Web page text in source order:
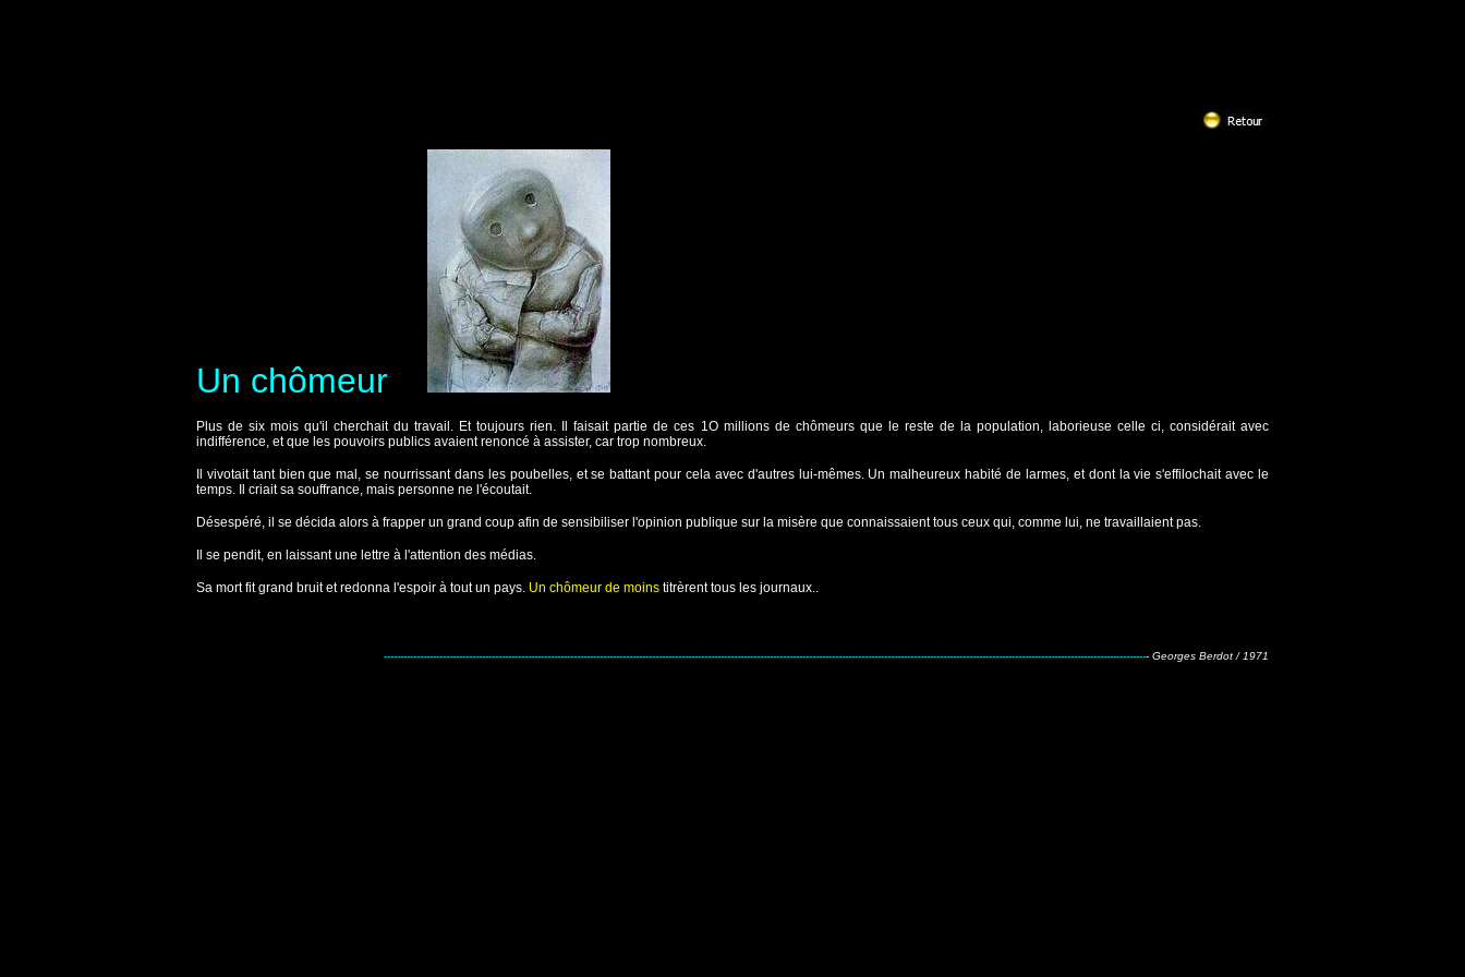
Un chômeur
Plus de six mois qu'il cherchait du travail. Et toujours rien. Il faisait partie de ces 1O millions de chômeurs que le reste de la population, laborieuse celle ci, considérait avec
indifférence, et que les pouvoirs publics avaient renoncé à assister, car trop nombreux.
Il vivotait tant bien que mal, se nourrissant dans les poubelles, et se battant pour cela avec d'autres lui-mêmes. Un malheureux habité de larmes, et dont la vie s'effilochait avec le
temps. Il criait sa souffrance, mais personne ne l'écoutait.
Désespéré, il se décida alors à frapper un grand coup afin de sensibiliser l'opinion publique sur la misère que connaissaient tous ceux qui, comme lui, ne travaillaient pas.
Il se pendit, en laissant une lettre à l'attention des médias.
Sa mort fit grand bruit et redonna l'espoir à tout un pays. Un chômeur de moins titrèrent tous les journaux..
------------------------------------------------------------------------------------------------------------------------------------------------------------------------------------------------------------------------------------------ Georges Berdot / 1971